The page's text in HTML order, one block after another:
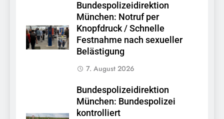
Bundespolizeidirektion
München: Notruf per
Knopfdruck / Schnelle
Festnahme nach sexueller
Belästigung
7. August 2026
Bundespolizeidirektion
München: Bundespolizei
kontrolliert